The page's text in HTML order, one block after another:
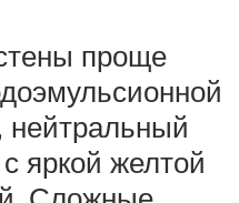
проще
нейтральный
яркой желтой